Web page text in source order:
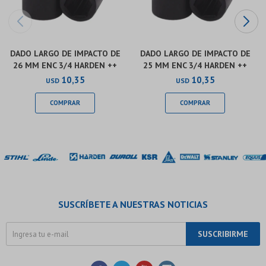
DADO LARGO DE IMPACTO DE
26 MM ENC 3/4 HARDEN ++
USD 10,35
DADO LARGO DE IMPACTO DE
25 MM ENC 3/4 HARDEN ++
USD 10,35
SUSCRÍBETE A NUESTRAS NOTICIAS
SUSCRIBIRME